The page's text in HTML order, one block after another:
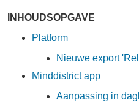
INHOUDSOPGAVE
Platform
Nieuwe export
Minddistrict app
Aanpassing in